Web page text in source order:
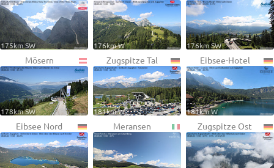
175km SW 176km W 176km SW
Mösern
178km SW
Zugspitze Tal
181km W
Eibsee-Hotel
181km W
Eibsee Nord Meransen Zugspitze Ost